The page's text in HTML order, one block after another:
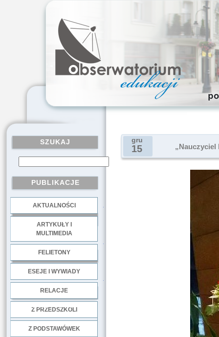
SZUKAJ
PUBLIKACJE
AKTUALNOŚCI
ARTYKUŁY I
MULTIMEDIA
FELIETONY
ESEJE I WYWIADY
RELACJE
Z PRZEDSZKOLI
Z PODSTAWÓWEK
gru
15 „Nauczyciel